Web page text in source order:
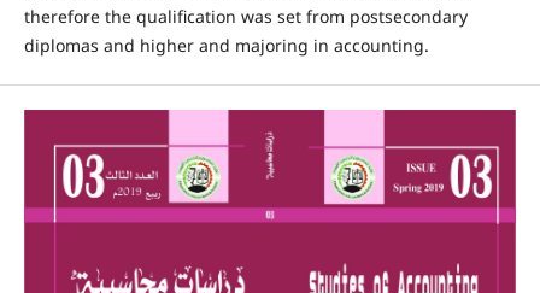
therefore the qualification was set from postsecondary
diplomas and higher and majoring in accounting.